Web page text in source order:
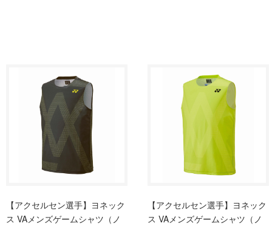
【アクセルセン選手】ヨネック
ス VAメンズゲームシャツ（ノ
【アクセルセン選手】ヨネック
ス VAメンズゲームシャツ（ノ